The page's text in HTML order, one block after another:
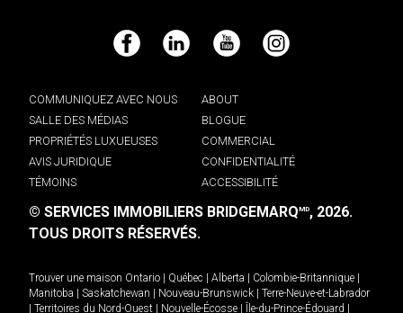
Facebook LinkedIn YouTube Instagram
COMMUNIQUEZ AVEC NOUS
ABOUT
SALLE DES MÉDIAS
BLOGUE
PROPRIÉTÉS LUXUEUSES
COMMERCIAL
AVIS JURIDIQUE
CONFIDENTIALITÉ
TÉMOINS
ACCESSIBILITÉ
© SERVICES IMMOBILIERS BRIDGEMARQMD, 2026.
TOUS DROITS RÉSERVÉS.
Trouver une maison Ontario Québec Alberta Colombie-Britannique
Manitoba
Saskatchewan Nouveau-Brunswick
Terre-Neuve-et-Labrador
Territoires du Nord-Ouest Nouvelle-Écosse Île-du-Prince-Édouard